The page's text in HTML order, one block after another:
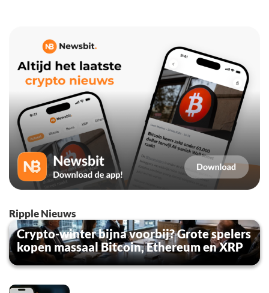
Ripple Nieuws
Crypto-winter bijna voorbij? Grote spelers
kopen massaal Bitcoin, Ethereum en XRP